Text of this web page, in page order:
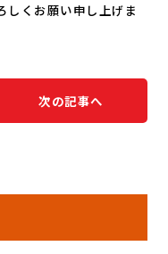
しくお願い申し上げま
次の記事へ